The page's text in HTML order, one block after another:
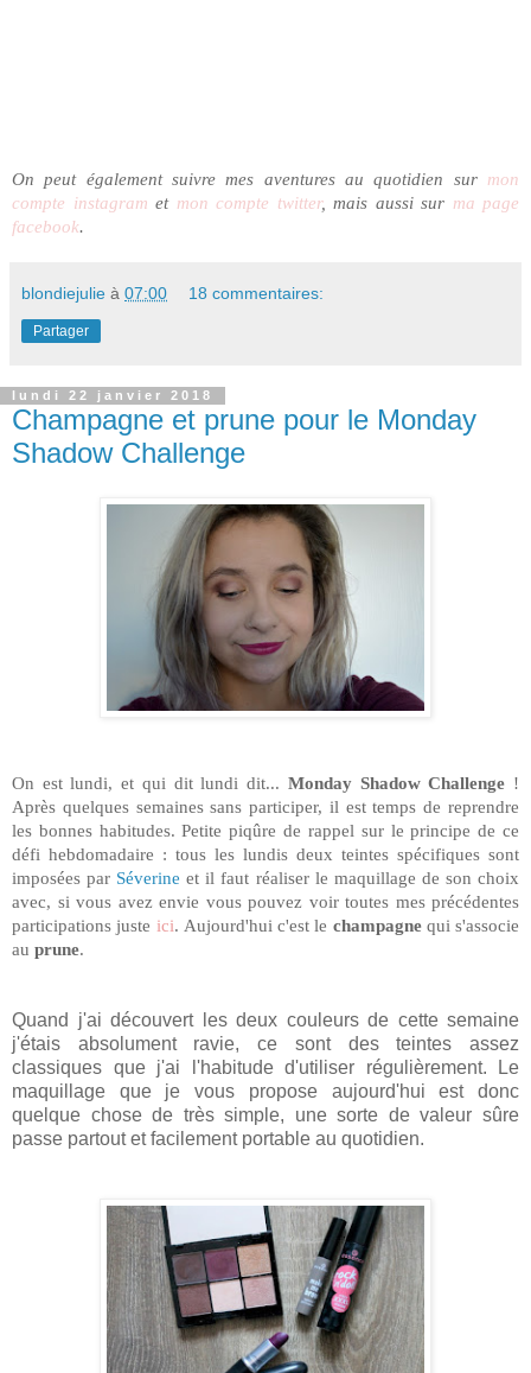
On peut également suivre mes aventures au quotidien sur mon
compte instagram et mon compte twitter, mais aussi sur ma page
facebook.
blondiejulie à 07:00 18 commentaires:
Partager
lundi 22 janvier 2018
Champagne et prune pour le Monday
Shadow Challenge
On est lundi, et qui dit lundi dit... Monday Shadow Challenge !
Après quelques semaines sans participer, il est temps de reprendre
les bonnes habitudes. Petite piqûre de rappel sur le principe de ce
défi hebdomadaire : tous les lundis deux teintes spécifiques sont
imposées par Séverine et il faut réaliser le maquillage de son choix
avec, si vous avez envie vous pouvez voir toutes mes précédentes
participations juste ici. Aujourd'hui c'est le champagnequi s'associe
au prune.
Quand j'ai découvert les deux couleurs de cette semaine
j'étais absolument ravie, ce sont des teintes assez
classiques que j'ai l'habitude d'utiliser régulièrement. Le
maquillage que je vous propose aujourd'hui est donc
quelque chose de très simple, une sorte de valeur sûre
passe partout et facilement portable au quotidien.